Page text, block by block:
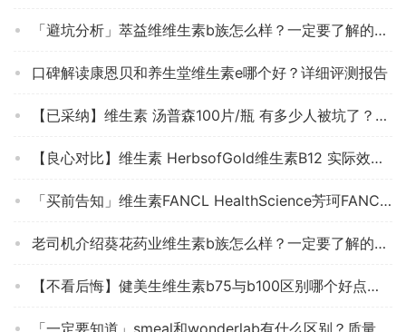
「避坑分析」萃益维维生素b族怎么样？一定要了解的评测情况
口碑解读康恩贝和养生堂维生素e哪个好？详细评测报告
【已采纳】维生素 汤普森100片/瓶 有多少人被坑了？真实的质量究竟怎么样呢？
【良心对比】维生素 HerbsofGold维生素B12 实际效果怎么样？深度剖析测评质量好不好！
「买前告知」维生素FANCL HealthScience芳珂FANCL 维生素B2维生素C片评测报告怎么样？质量不靠谱？
老司机介绍葵花药业维生素b族怎么样？一定要了解的评测情况
【不看后悔】健美生维生素b75与b100区别哪个好点？评测解读该怎么选